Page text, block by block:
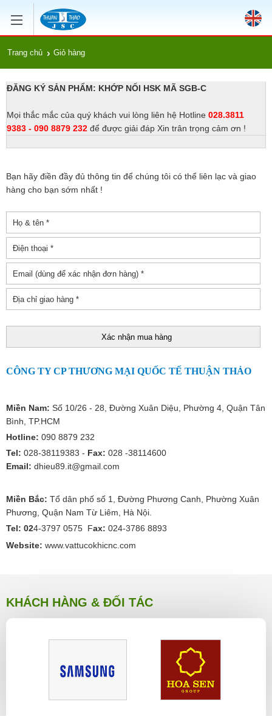
Trang chủ Giỏ hàng
ĐĂNG KÝ SẢN PHẨM: KHỚP NỐI HSK MÃ SGB-C
Mọi thắc mắc của quý khách vui lòng liên hệ Hotline 028.3811
9383 - 090 8879 232 để được giải đáp Xin trân trọng cảm ơn !
Bạn hãy điền đầy đủ thông tin để chúng tôi có thể liên lạc và giao
hàng cho bạn sớm nhất !
CÔNG TY CP THƯƠNG MẠI QUỐC TẾ THUẬN THẢO
Miền Nam: Số 10/26 - 28, Đường Xuân Diệu, Phường 4, Quận Tân
Bình, TP.HCM
Hotline: 090 8879 232
Tel: 028-38119383 - Fax: 028 -38114600
Email: dhieu89.it@gmail.com
Miền Bắc: Tổ dân phố số 1, Đường Phương Canh, Phường Xuân
Phương, Quận Nam Từ Liêm, Hà Nội.
Tel: 024-3797 0575 Fax: 024-3786 8893
Website: www.vattucokhicnc.com
KHÁCH HÀNG & ĐỐI TÁC